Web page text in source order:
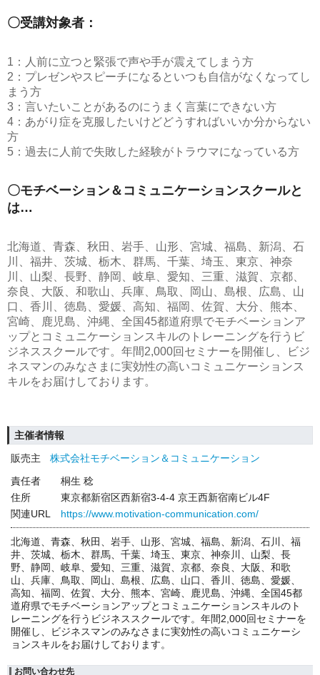
〇受講対象者：
1：人前に立つと緊張で声や手が震えてしまう方
2：プレゼンやスピーチになるといつも自信がなくなってし
まう方
3：言いたいことがあるのにうまく言葉にできない方
4：あがり症を克服したいけどどうすればいいか分からない
方
5：過去に人前で失敗した経験がトラウマになっている方
〇モチベーション＆コミュニケーションスクールと
は…
北海道、青森、秋田、岩手、山形、宮城、福島、新潟、石
川、福井、茨城、栃木、群馬、千葉、埼玉、東京、神奈
川、山梨、長野、静岡、岐阜、愛知、三重、滋賀、京都、
奈良、大阪、和歌山、兵庫、鳥取、岡山、島根、広島、山
口、香川、徳島、愛媛、高知、福岡、佐賀、大分、熊本、
宮崎、鹿児島、沖縄、全国45都道府県でモチベーションア
ップとコミュニケーションスキルのトレーニングを行うビ
ジネススクールです。年間2,000回セミナーを開催し、ビジ
ネスマンのみなさまに実効性の高いコミュニケーションス
キルをお届けしております。
主催者情報
販売主
株式会社モチベーション＆コミュニケーション
責任者
桐生 稔
住所
東京都新宿区西新宿3-4-4 京王西新宿南ビル4F
関連URL
https://www.motivation-communication.com/
北海道、青森、秋田、岩手、山形、宮城、福島、新潟、石川、福
井、茨城、栃木、群馬、千葉、埼玉、東京、神奈川、山梨、長
野、静岡、岐阜、愛知、三重、滋賀、京都、奈良、大阪、和歌
山、兵庫、鳥取、岡山、島根、広島、山口、香川、徳島、愛媛、
高知、福岡、佐賀、大分、熊本、宮崎、鹿児島、沖縄、全国45都
道府県でモチベーションアップとコミュニケーションスキルのト
レーニングを行うビジネススクールです。年間2,000回セミナーを
開催し、ビジネスマンのみなさまに実効性の高いコミュニケーシ
ョンスキルをお届けしております。
お問い合わせ先